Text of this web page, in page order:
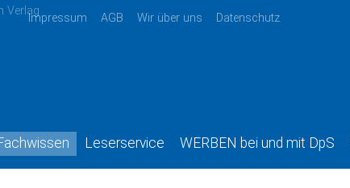
Impressum AGB Wir über uns Datenschutz
Leserservice WERBEN bei und mit DpS